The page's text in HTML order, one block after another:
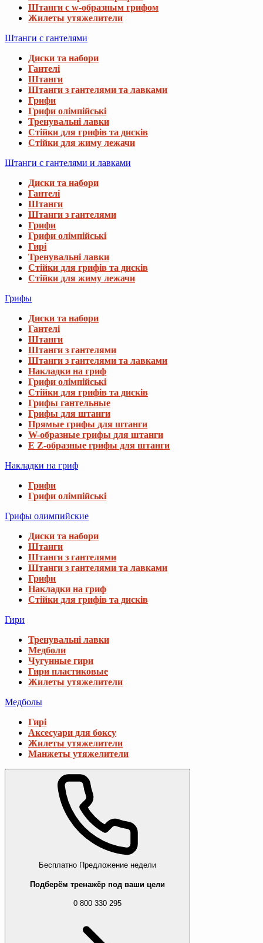
Штанги с w-образным грифом
Жилеты утяжелители
Штанги с гантелями
Диски та набори
Гантелі
Штанги
Штанги з гантелями та лавками
Грифи
Грифи олімпійські
Тренувальні лавки
Стійки для грифів та дисків
Стійки для жиму лежачи
Штанги с гантелями и лавками
Диски та набори
Гантелі
Штанги
Штанги з гантелями
Грифи
Грифи олімпійські
Гирі
Тренувальні лавки
Стійки для грифів та дисків
Стійки для жиму лежачи
Грифы
Диски та набори
Гантелі
Штанги
Штанги з гантелями
Штанги з гантелями та лавками
Накладки на гриф
Грифи олімпійські
Стійки для грифів та дисків
Грифы гантельные
Грифы для штанги
Прямые грифы для штанги
W-образные грифы для штанги
E Z-образные грифы для штанги
Накладки на гриф
Грифи
Грифи олімпійські
Грифы олимпийские
Диски та набори
Штанги
Штанги з гантелями
Штанги з гантелями та лавками
Грифи
Накладки на гриф
Стійки для грифів та дисків
Гири
Тренувальні лавки
Медболи
Чугунные гири
Гири пластиковые
Жилеты утяжелители
Медболы
Гирі
Аксесуари для боксу
Жилеты утяжелители
Манжеты утяжелители
Бесплатно Предложение недели
Подберём тренажёр под ваши цели
0 800 330 295